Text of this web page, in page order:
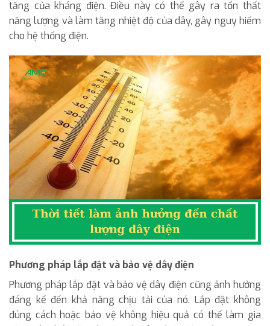
tăng của kháng điện. Điều này có thể gây ra tổn thất
năng lượng và làm tăng nhiệt độ của dây, gây nguy hiểm
cho hệ thống điện.
Phương pháp lắp đặt và bảo vệ dây điện
Phương pháp lắp đặt và bảo vệ dây điện cũng ảnh hưởng
đáng kể đến khả năng chịu tải của nó. Lắp đặt không
đúng cách hoặc bảo vệ không hiệu quả có thể làm gia